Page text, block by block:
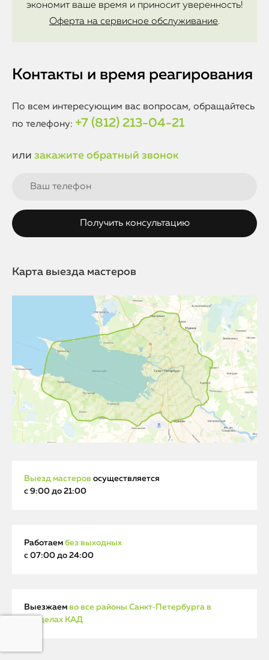
экономит ваше время и приносит уверенность!
Оферта на сервисное обслуживание.
Контакты и время реагирования
По всем интересующим вас вопросам, обращайтесь
по телефону: +7 (812) 213-04-21
или закажите обратный звонок
Карта выезда мастеров
Выезд мастеров осуществляется
с 9:00 до 21:00
Работаем без выходных
с 07:00 до 24:00
Выезжаем во все районы Санкт‑Петербурга в
пределах КАД